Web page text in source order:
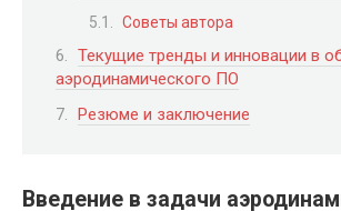
Советы автора
Текущие тренды и инновации в
аэродинамического ПО
Резюме и заключение
Введение в задачи